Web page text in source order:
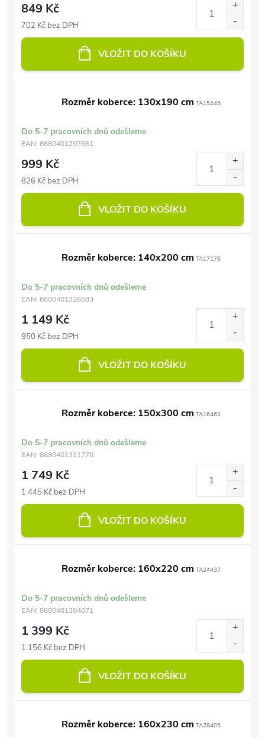
849 Kč
702 Kč bez DPH
VLOŽIT DO KOŠÍKU
Rozměr koberce: 130x190 cm TA15245
Do 5-7 pracovních dnů odešleme
EAN: 8680401297661
999 Kč
826 Kč bez DPH
VLOŽIT DO KOŠÍKU
Rozměr koberce: 140x200 cm TA17176
Do 5-7 pracovních dnů odešleme
EAN: 8680401326583
1 149 Kč
950 Kč bez DPH
VLOŽIT DO KOŠÍKU
Rozměr koberce: 150x300 cm TA16463
Do 5-7 pracovních dnů odešleme
EAN: 8680401311770
1 749 Kč
1 445 Kč bez DPH
VLOŽIT DO KOŠÍKU
Rozměr koberce: 160x220 cm TA24437
Do 5-7 pracovních dnů odešleme
EAN: 8680401384071
1 399 Kč
1 156 Kč bez DPH
VLOŽIT DO KOŠÍKU
Rozměr koberce: 160x230 cm TA28405